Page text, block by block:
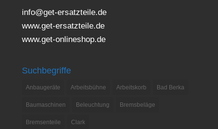
info@get-ersatzteile.de
www.get-ersatzteile.de
www.get-onlineshop.de
Suchbegriffe
Anbaugeräte Arbeitsbühne Arbeitskorb Bad Berka
Baumaschinen Beleuchtung Bremsbeläge
Bremsenteile Clark